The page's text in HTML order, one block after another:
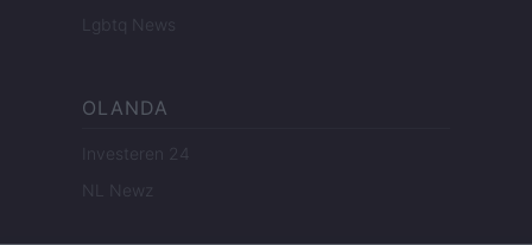
Lgbtq News
OLANDA
Investeren 24
NL Newz